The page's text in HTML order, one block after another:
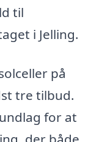
til
i Jelling.
på
tre tilbud.
for at